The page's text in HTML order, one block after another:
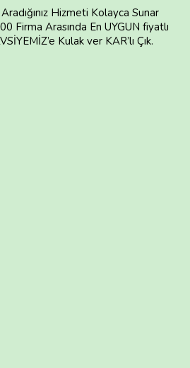
Hizmeti Kolayca Sunar
Firma Arasında En UYGUN fiyatlı
Kulak ver KAR’lı Çık.